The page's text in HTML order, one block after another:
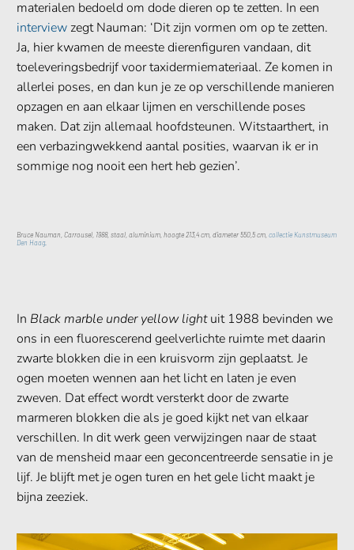
materialen bedoeld om dode dieren op te zetten. In een
interview zegt Nauman: ‘Dit zijn vormen om op te zetten.
Ja, hier kwamen de meeste dierenfiguren vandaan, dit
toeleveringsbedrijf voor taxidermiemateriaal. Ze komen in
allerlei poses, en dan kun je ze op verschillende manieren
opzagen en aan elkaar lijmen en verschillende poses
maken. Dat zijn allemaal hoofdsteunen. Witstaarthert, in
een verbazingwekkend aantal posities, waarvan ik er in
sommige nog nooit een hert heb gezien’.
Bruce Nauman, Carrousel, 1988, staal, aluminium, hoogte 213,4 cm, diameter 550,5 cm, collectie Kunstmuseum
Den Haag.
In Black marble under yellow lightuit 1988 bevinden we
ons in een fluorescerend geelverlichte ruimte met daarin
zwarte blokken die in een kruisvorm zijn geplaatst. Je
ogen moeten wennen aan het licht en laten je even
zweven. Dat effect wordt versterkt door de zwarte
marmeren blokken die als je goed kijkt net van elkaar
verschillen. In dit werk geen verwijzingen naar de staat
van de mensheid maar een geconcentreerde sensatie in je
lijf. Je blijft met je ogen turen en het gele licht maakt je
bijna zeeziek.